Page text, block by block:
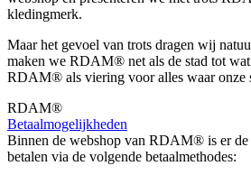
kledingmerk.
Maar het gevoel van trots dragen wij
maken we RDAM® net als de stad tot
RDAM® als viering voor alles waar onze
RDAM®
Betaalmogelijkheden
Binnen de webshop van RDAM® is er
betalen via de volgende betaalmethodes: